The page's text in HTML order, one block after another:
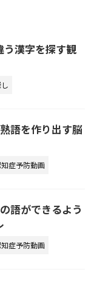
う漢字を探す観
語を作り出す脳
症予防動画
語ができるよう
症予防動画